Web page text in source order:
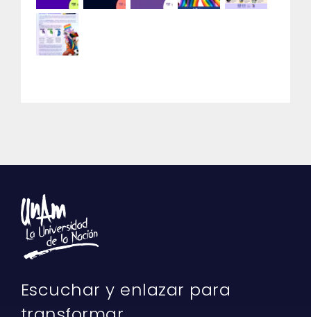
Escuchar y enlazar para